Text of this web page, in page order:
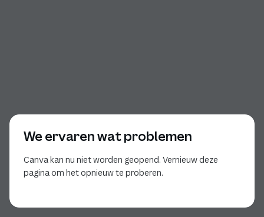
We ervaren wat problemen
Canva kan nu niet worden geopend. Vernieuw deze
pagina om het opnieuw te proberen.